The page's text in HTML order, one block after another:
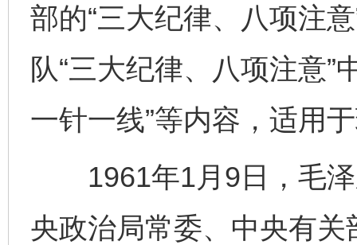
部的“三大纪律、八项注
队“三大纪律、八项注意”
一针一线”等内容，适用
1961年1月9日，毛泽
央政治局常委、中央有